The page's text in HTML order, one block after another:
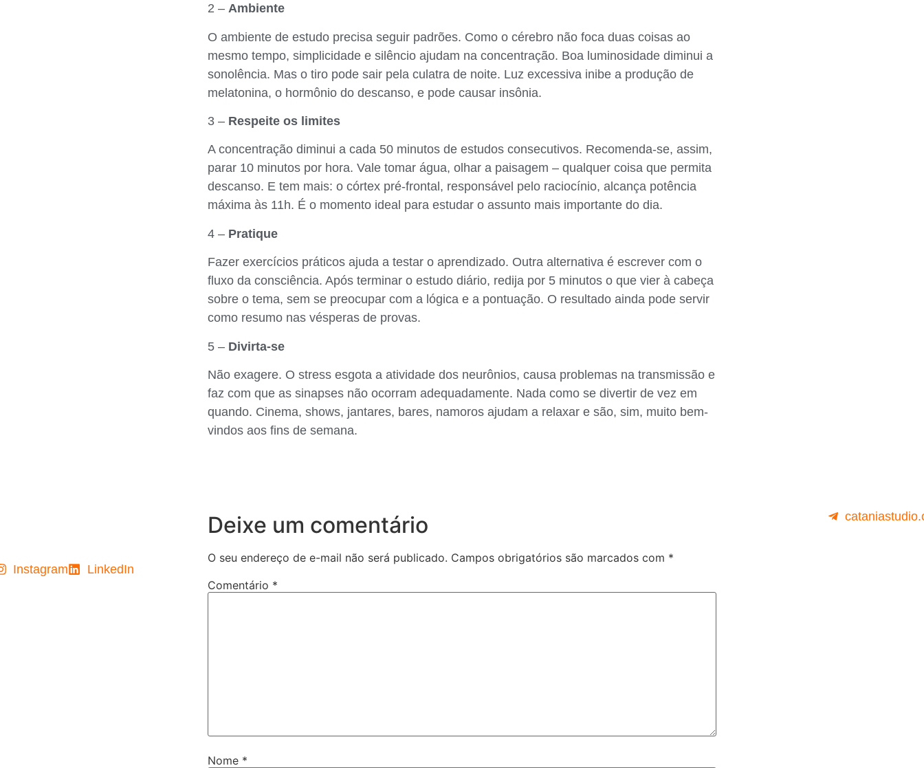
2 – Ambiente
O ambiente de estudo precisa seguir padrões. Como o cérebro não foca duas coisas ao
mesmo tempo, simplicidade e silêncio ajudam na concentração. Boa luminosidade diminui a
sonolência. Mas o tiro pode sair pela culatra de noite. Luz excessiva inibe a produção de
melatonina, o hormônio do descanso, e pode causar insônia.
3 – Respeite os limites
A concentração diminui a cada 50 minutos de estudos consecutivos. Recomenda-se, assim,
parar 10 minutos por hora. Vale tomar água, olhar a paisagem – qualquer coisa que permita
descanso. E tem mais: o córtex pré-frontal, responsável pelo raciocínio, alcança potência
máxima às 11h. É o momento ideal para estudar o assunto mais importante do dia.
4 – Pratique
Fazer exercícios práticos ajuda a testar o aprendizado. Outra alternativa é escrever com o
fluxo da consciência. Após terminar o estudo diário, redija por 5 minutos o que vier à cabeça
sobre o tema, sem se preocupar com a lógica e a pontuação. O resultado ainda pode servir
como resumo nas vésperas de provas.
5 – Divirta-se
Não exagere. O stress esgota a atividade dos neurônios, causa problemas na transmissão e
faz com que as sinapses não ocorram adequadamente. Nada como se divertir de vez em
quando. Cinema, shows, jantares, bares, namoros ajudam a relaxar e são, sim, muito bem-
vindos aos fins de semana.
Deixe um comentário
O seu endereço de e-mail não será publicado. Campos obrigatórios são marcados com *
Comentário *
Nome *
Instagram LinkedIn